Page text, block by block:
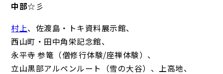
中部☆彡
村上、佐渡島・トキ資料展示館、
西山町・田中角栄記念館、
永平寺 参篭（僧修行体験/座禅体験）、
立山黒部アルペンルート（雪の大谷）、上高地、